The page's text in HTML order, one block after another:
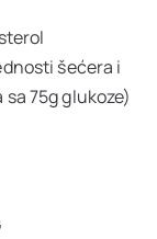
šećera i
75g glukoze)